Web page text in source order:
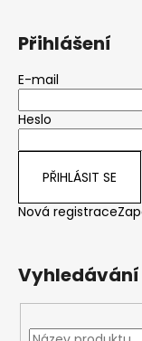
Z
Přihlášení
E-mail
Heslo
PŘIHLÁSIT SE
Nová registrace
Vyhledávání